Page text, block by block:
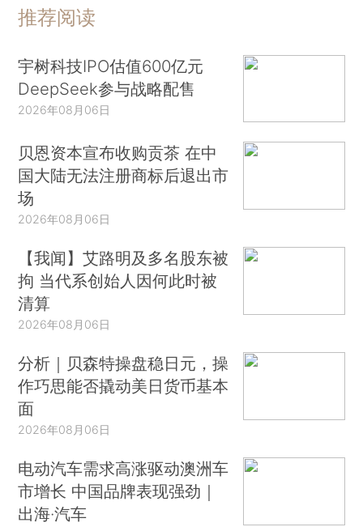
推荐阅读
宇树科技IPO估值600亿元
DeepSeek参与战略配售
2026年08月06日
贝恩资本宣布收购贡茶 在中
国大陆无法注册商标后退出市
场
2026年08月06日
【我闻】艾路明及多名股东被
拘 当代系创始人因何此时被
清算
2026年08月06日
分析｜贝森特操盘稳日元，操
作巧思能否撬动美日货币基本
面
2026年08月06日
电动汽车需求高涨驱动澳洲车
市增长 中国品牌表现强劲｜
出海·汽车